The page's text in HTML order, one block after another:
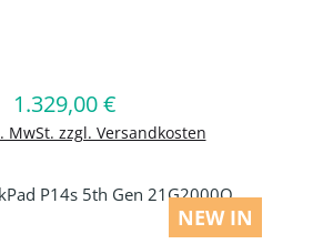
Regulärer Preis:
1.329,00 €
MwSt. zzgl. Versandkosten
In den Warenkorb
NEW IN